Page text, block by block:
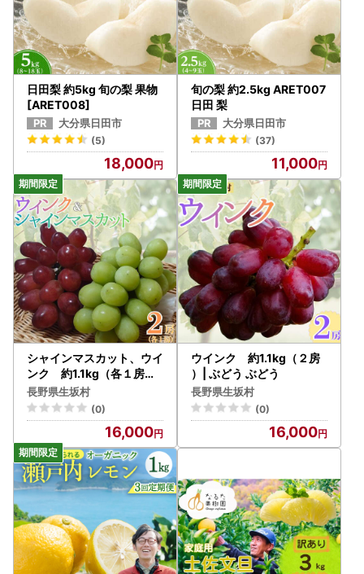
日田梨 約5kg 旬の梨 果物
[ARET008]
大分県日田市
(5)
18,000
旬の梨 約2.5kg ARET007
日田 梨
大分県日田市
(37)
11,000
シャインマスカット、ウイ
ンク 約1.1kg（各１房ず
つ）| シャインマスカット
長野県生坂村
(0)
16,000
ウインク 約1.1kg（２房
）| ぶどう ぶどう
長野県生坂村
(0)
16,000